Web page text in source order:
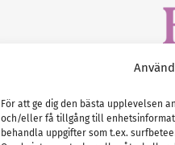
För att ge dig den bästa upplevelsen
och/eller få tillgång till
behandla uppgifter som t.ex.
E-